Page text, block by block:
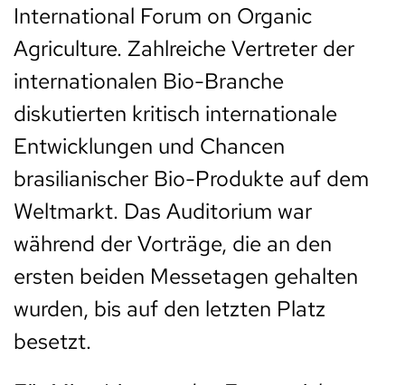
International Forum on Organic
Agriculture. Zahlreiche Vertreter der
internationalen Bio-Branche
diskutierten kritisch internationale
Entwicklungen und Chancen
brasilianischer Bio-Produkte auf dem
Weltmarkt. Das Auditorium war
während der Vorträge, die an den
ersten beiden Messetagen gehalten
wurden, bis auf den letzten Platz
besetzt.